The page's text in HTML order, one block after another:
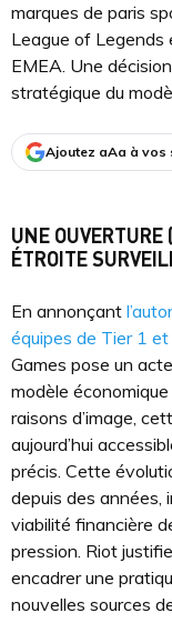
marques de paris
League of Legends
EMEA. Une
stratégique du
Ajoutez aAa à vos
UNE OUVERTURE
ÉTROITE
En annonçant
équipes de Tier 1
Games pose un
modèle
raisons d’image,
aujourd’hui
précis. Cette
depuis des
viabilité financière
pression. Riot
encadrer une
nouvelles sources